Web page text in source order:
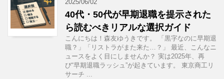
2025/06/02
40代・50代が早期退職を提示された
ら読むべきリアルな選択ガイド
こんにちは！森友ゆうきです。 「黒字なのに早期退
職？」「リストラがまた来た…？」 最近、こんなニ
ュースをよく目にしませんか？ 実は2025年、再
び“早期退職ラッシュ”が起きています。 東京商工リ
サーチ ...